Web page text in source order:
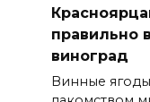
правильно
виноград
Винные